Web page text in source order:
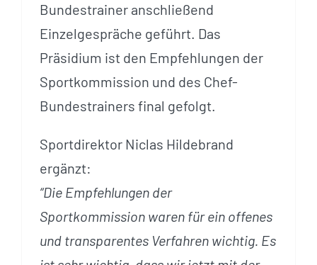
Bundestrainer anschließend
Einzelgespräche geführt. Das
Präsidium ist den Empfehlungen der
Sportkommission und des Chef-
Bundestrainers final gefolgt.
Sportdirektor Niclas Hildebrand
ergänzt:
“Die Empfehlungen der
Sportkommission waren für ein offenes
und transparentes Verfahren wichtig. Es